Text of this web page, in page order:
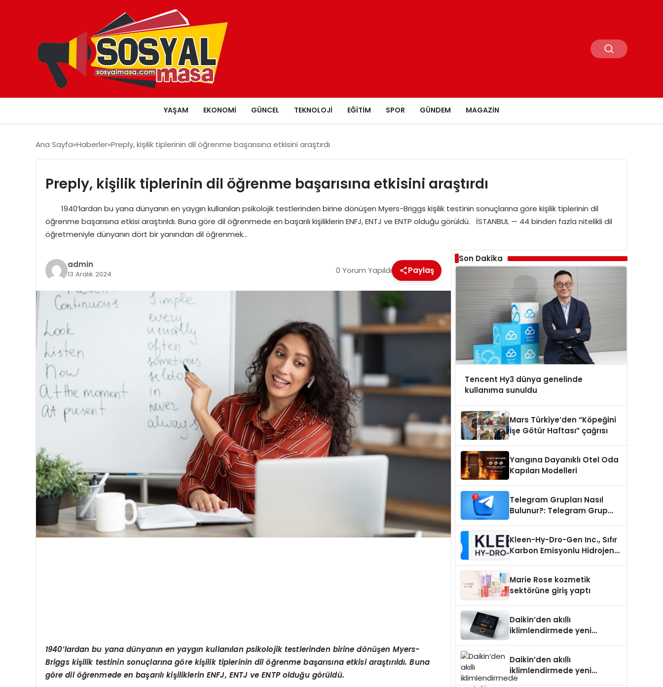
YAŞAM EKONOMI GÜNCEL TEKNOLOJI EĞITIM SPOR GÜNDEM MAGAZIN
Ana Sayfa Haberler Preply, kişilik tiplerinin dil öğrenme başarısına etkisini araştırdı
Preply, kişilik tiplerinin dil öğrenme başarısına etkisini araştırdı
1940’lardan bu yana dünyanın en yaygın kullanılan psikolojik testlerinden birine dönüşen Myers-Briggs kişilik testinin sonuçlarına göre kişilik tiplerinin dil
öğrenme başarısına etkisi araştırıldı. Buna göre dil öğrenmede en başarılı kişiliklerin ENFJ, ENTJ ve ENTP olduğu görüldü. İSTANBUL — 44 binden fazla nitelikli dil
öğretmeniyle dünyanın dört bir yanından dil öğrenmek…
admin
13 Aralık 2024 0 Yorum Yapıldı Paylaş
1940’lardan bu yana dünyanın en yaygın kullanılan psikolojik testlerinden birine dönüşen Myers-
Briggs kişilik testinin sonuçlarına göre kişilik tiplerinin dilöğrenme başarısına etkisi araştırıldı. Buna
göre dilöğrenmede en başarılıkişiliklerin ENFJ, ENTJ ve ENTP olduğu görüldü.
Son Dakika
Tencent Hy3 dünya genelinde
kullanıma sunuldu
Mars Türkiye’den “Köpeğini
İşe Götür Haftası” çağrısı
Yangına Dayanıklı Otel Oda
Kapıları Modelleri
Telegram Grupları Nasıl
Bulunur?: Telegram Grup
Kleen-Hy-Dro-Gen Inc., Sıfır
Karbon Emisyonlu Hidrojen
Aldı
Marie Rose kozmetik
sektörüne giriş yaptı
Daikin’den akıllı
iklimlendirmede yeni
Daikin’den akıllı
iklimlendirmede yeni
dönem: Madoka Plus